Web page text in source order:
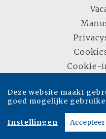
Cookie-
Copyright © 2007-2026
Deze website maakt
goed mogelijke
Instellingen